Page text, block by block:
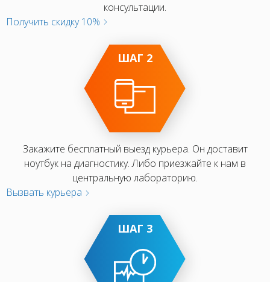
консультации.
Получить скидку 10%
ШАГ 2
Закажите бесплатный выезд курьера. Он доставит
ноутбук на диагностику. Либо приезжайте к нам в
центральную лабораторию.
Вызвать курьера
ШАГ 3